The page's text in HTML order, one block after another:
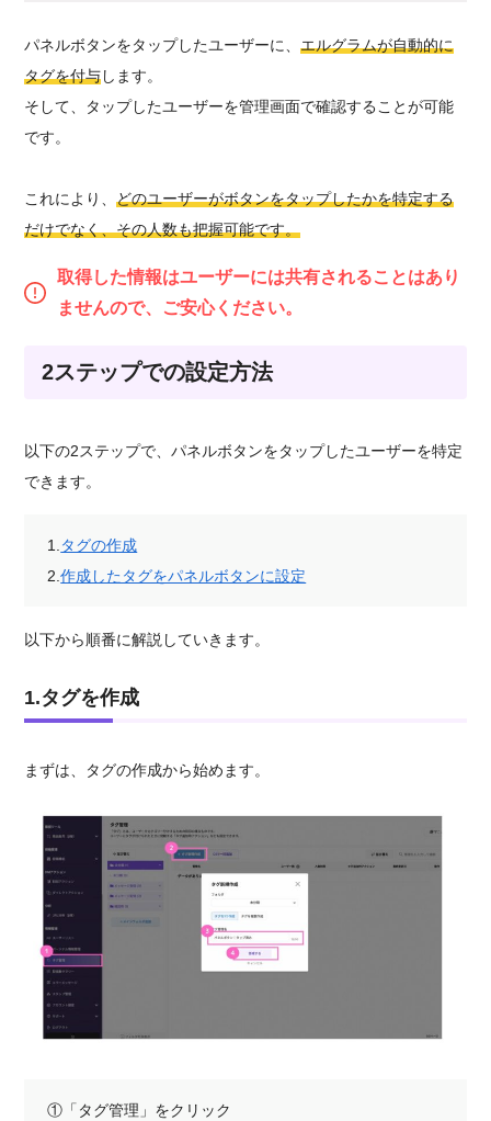
パネルボタンをタップしたユーザーに、エルグラムが自動的に
タグを付与します。
そして、タップしたユーザーを管理画面で確認することが可能
です。
これにより、どのユーザーがボタンをタップしたかを特定する
だけでなく、その人数も把握可能です。
取得した情報はユーザーには共有されることはあり
ませんので、ご安心ください。
2ステップでの設定方法
以下の2ステップで、パネルボタンをタップしたユーザーを特定
できます。
1. タグの作成
2.作成したタグをパネルボタンに設定
以下から順番に解説していきます。
1.タグを作成
まずは、タグの作成から始めます。
①「タグ管理」をクリック